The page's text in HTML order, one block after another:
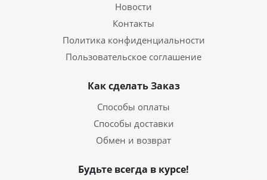
Новости
Контакты
Политика конфиденциальности
Пользовательское соглашение
Как сделать Заказ
Способы оплаты
Способы доставки
Обмен и возврат
Будьте всегда в курсе!